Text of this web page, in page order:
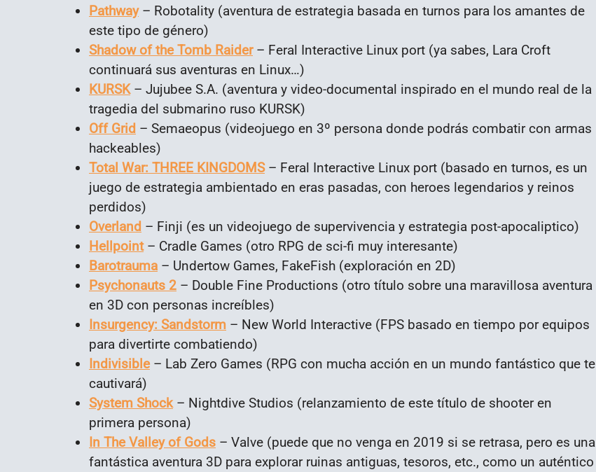
Pathway– Robotality (aventura de estrategia basada en turnos para los amantes de
este tipo de género)
Shadow of the Tomb Raider– Feral Interactive Linux port (ya sabes, Lara Croft
continuará sus aventuras en Linux…)
KURSK– Jujubee S.A. (aventura y video-documental inspirado en el mundo real de la
tragedia del submarino ruso KURSK)
Off Grid – Semaeopus (videojuego en 3º persona donde podrás combatir con armas
hackeables)
Total War: THREE KINGDOMS– Feral Interactive Linux port (basado en turnos, es un
juego de estrategia ambientado en eras pasadas, con heroes legendarios y reinos
perdidos)
Overland – Finji (es un videojuego de supervivencia y estrategia post-apocaliptico)
Hellpoint– Cradle Games (otro RPG de sci-fi muy interesante)
Barotrauma – Undertow Games, FakeFish (exploración en 2D)
Psychonauts 2 – Double Fine Productions (otro título sobre una maravillosa aventura
en 3D con personas increíbles)
Insurgency: Sandstorm – New World Interactive (FPS basado en tiempo por equipos
para divertirte combatiendo)
Indivisible– Lab Zero Games (RPG con mucha acción en un mundo fantástico que te
cautivará)
System Shock– Nightdive Studios (relanzamiento de este título de shooter en
primera persona)
In The Valley of Gods – Valve (puede que no venga en 2019 si se retrasa, pero es una
fantástica aventura 3D para explorar ruinas antiguas, tesoros, etc., como un auténtico